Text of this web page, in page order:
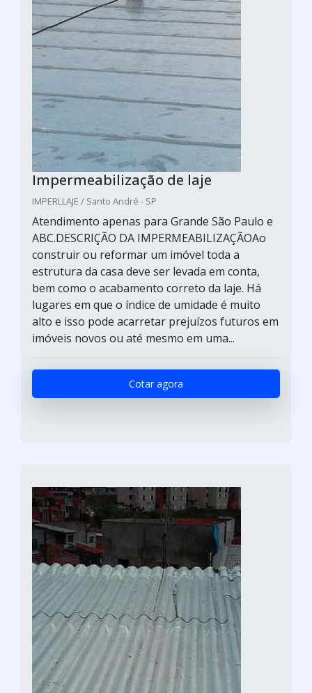
Impermeabilização de laje
IMPERLLAJE / Santo André - SP
Atendimento apenas para Grande São Paulo e
ABC.DESCRIÇÃO DA IMPERMEABILIZAÇÃOAo
construir ou reformar um imóvel toda a
estrutura da casa deve ser levada em conta,
bem como o acabamento correto da laje. Há
lugares em que o índice de umidade é muito
alto e isso pode acarretar prejuízos futuros em
imóveis novos ou até mesmo em uma...
Cotar agora